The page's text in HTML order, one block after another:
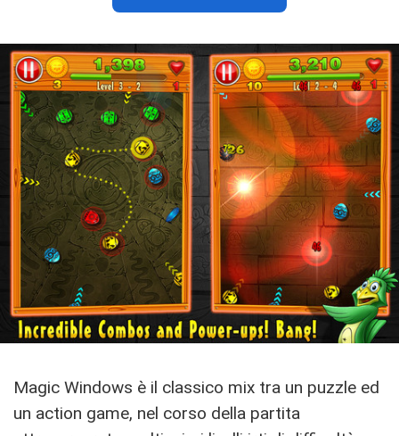
Magic Windows è il classico mix tra un puzzle ed
un action game, nel corso della partita